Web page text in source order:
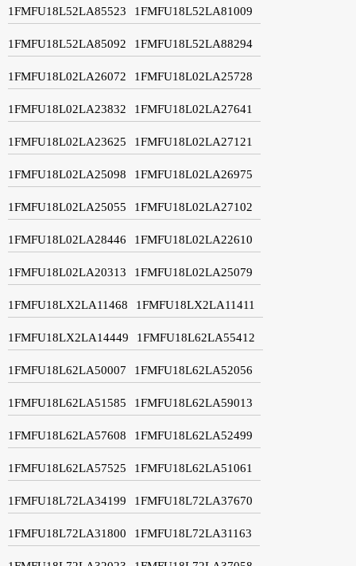
1FMFU18L52LA85523 1FMFU18L52LA81009
1FMFU18L52LA85092 1FMFU18L52LA88294
1FMFU18L02LA26072 1FMFU18L02LA25728
1FMFU18L02LA23832 1FMFU18L02LA27641
1FMFU18L02LA23625 1FMFU18L02LA27121
1FMFU18L02LA25098 1FMFU18L02LA26975
1FMFU18L02LA25055 1FMFU18L02LA27102
1FMFU18L02LA28446 1FMFU18L02LA22610
1FMFU18L02LA20313 1FMFU18L02LA25079
1FMFU18LX2LA11468 1FMFU18LX2LA11411
1FMFU18LX2LA14449 1FMFU18L62LA55412
1FMFU18L62LA50007 1FMFU18L62LA52056
1FMFU18L62LA51585 1FMFU18L62LA59013
1FMFU18L62LA57608 1FMFU18L62LA52499
1FMFU18L62LA57525 1FMFU18L62LA51061
1FMFU18L72LA34199 1FMFU18L72LA37670
1FMFU18L72LA31800 1FMFU18L72LA31163